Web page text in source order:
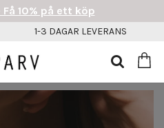
10% på ett köp
1-3 DAGAR LEVERANS